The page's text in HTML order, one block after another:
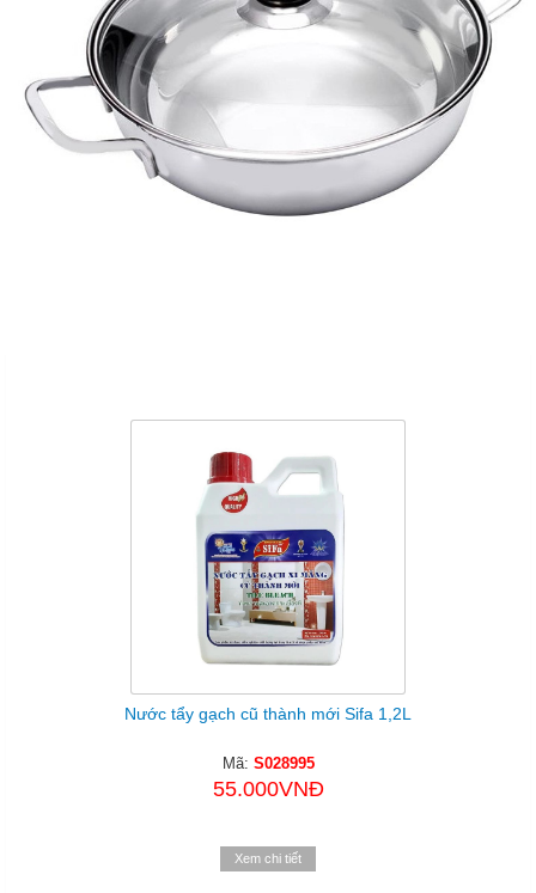
Nước tẩy gạch cũ thành mới Sifa 1,2L
Mã: S028995
55.000VNĐ
Xem chi tiết